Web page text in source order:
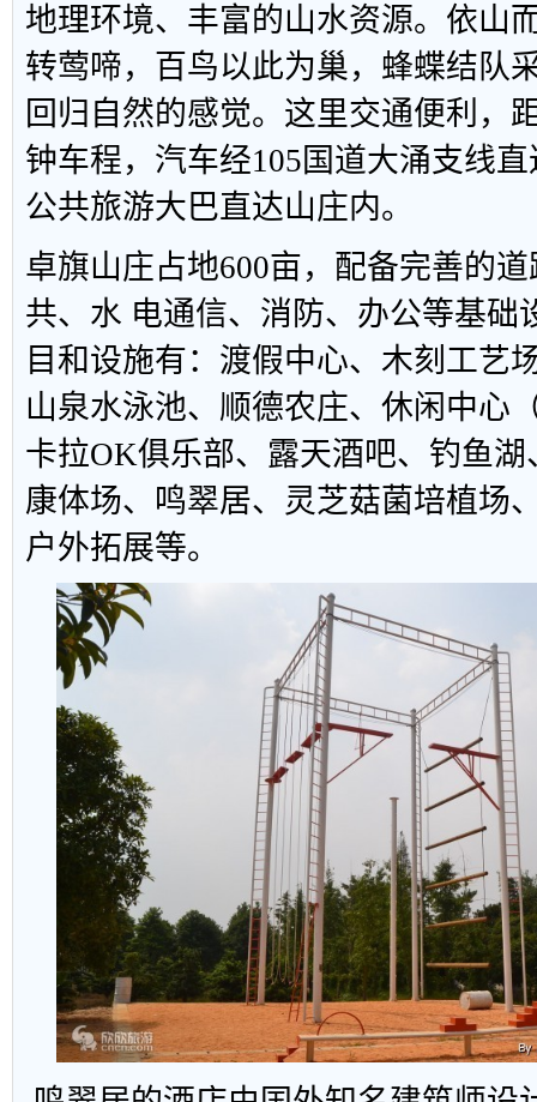
地理环境、丰富的山水资源。依山
转莺啼，百鸟以此为巢，蜂蝶结队
回归自然的感觉。这里交通便利，
钟车程，汽车经105国道大涌支线
公共旅游大巴直达山庄内。
卓旗山庄占地600亩，配备完善的
共、水 电通信、消防、办公等基础
目和设施有：渡假中心、木刻工艺
山泉水泳池、顺德农庄、休闲中心
卡拉OK俱乐部、露天酒吧、钓鱼
康体场、鸣翠居、灵芝菇菌培植场
户外拓展等。